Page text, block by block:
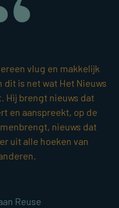
vlug en makkelijk
is net wat Het Nieuws
Hij brengt nieuws dat
en aanspreekt, op de
nieuws dat
uit alle hoeken van
Reuse